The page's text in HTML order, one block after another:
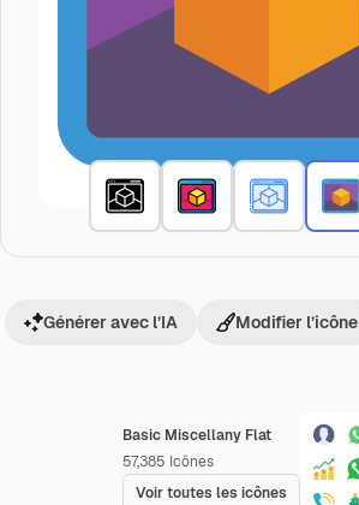
Basic Miscellany Flat
57,385 Icônes
Voir toutes les icônes
Générer avec l’IA Modifier l’icône